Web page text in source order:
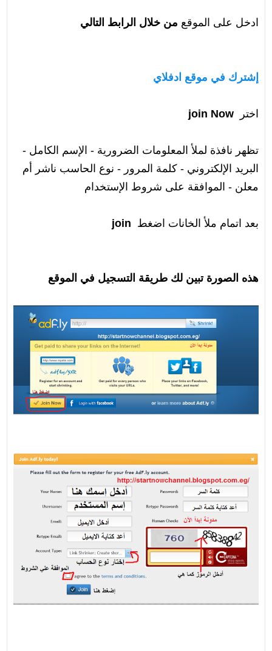
ادخل على الموقع من خلال الرابط التالي
إشترك في موقع ادفلاي
اختر join Now
تظهر نافذة لملأ المعلومات الضرورية - الإسم الكامل -
البريد الإلكتروني - كلمة المرور - نوع الحاسب ناشر أم
معلن - الموافقة على شروط الإستخدام
بعد اتمام ملأ الخانات اضغط join
هذه الصورة تبين لك طريقة التسجيل في الموقع